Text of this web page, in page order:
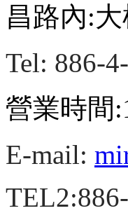
昌路內:
Tel: 886-
營業時間
E-mail: